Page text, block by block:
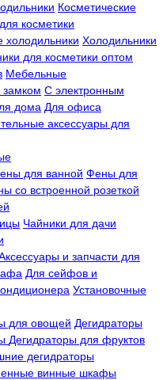
Косметические
косметики
холодильники Холодильники
для косметики оптом
Мебельные
С электронным
дома Для офиса
аксессуары для
для ванной Фены для
со встроенной розеткой
Чайники для дачи
и запчасти для
Для сейфов и
Установочные
для овощей Дегидраторы
Дегидраторы для фруктов
дегидраторы
винные шкафы